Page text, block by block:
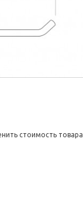
стоимость товара